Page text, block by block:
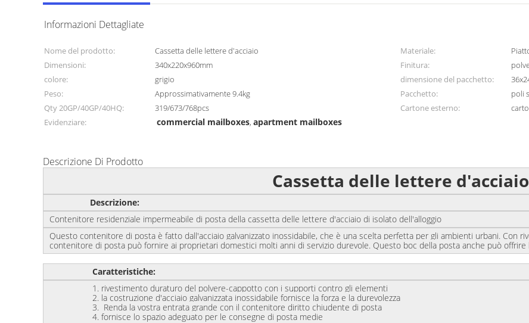
Informazioni Dettagliate
Nome del prodotto: Cassetta delle lettere d'acciaio Materiale:
Dimensioni:
340x220x960mm Finitura:
colore:
grigio dimensione del pacchetto:
Peso:
Approssimativamente 9.4kg Pacchetto:
poli
Qty 20GP/40GP/40HQ:
319/673/768pcs Cartone esterno:
Evidenziare:
commercial mailboxes,apartment mailboxes
Descrizione Di Prodotto
Cassetta delle lettere d'acciaio
Descrizione:
Contenitore residenziale impermeabile di posta della cassetta delle lettere d'acciaio di isolato dell'alloggio
Questo contenitore di posta è fatto dall'acciaio galvanizzato inossidabile, che è una scelta perfetta per gli ambienti urbani. Con
contenitore di posta può fornire ai proprietari domestici molti anni di servizio durevole. Questo boc della posta anche può
Caratteristiche:
1. rivestimento duraturo del polvere-cappotto con i supporti contro gli elementi
2. la costruzione d'acciaio galvanizzata inossidabile fornisce la forza e la durevolezza
3. Renda la vostra entrata grande con il contenitore diritto chiudente di posta
4. fornisce lo spazio adeguato per le consegne di posta medie